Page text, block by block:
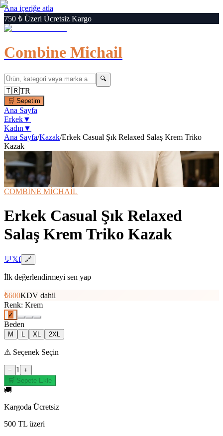
Ana içeriğe atla
750 ₺ Üzeri Ücretsiz Kargo
Combine Michail
🔍
🇹🇷TR
🛒 Sepetim
Ana Sayfa
Erkek▼
Kadın ▼
Ana Sayfa/Kazak/Erkek Casual Şık Relaxed Salaş Krem Triko
Kazak
‹ › 1/6 🔍Büyüt
📦 Kargo Bedava
⚡ Hızlı Teslimat
COMBİNE MİCHAİL
Erkek Casual Şık Relaxed
Salaş Krem Triko Kazak
💬𝕏f 🔗
İlk değerlendirmeyi sen yap
₺600KDV dahil
Renk: Krem
✓
Beden
M XL 2XL
⚠ Seçenek Seçin
− 1
+
🛒 Sepete Ekle
🚚
Kargoda Ücretsiz
500 TL üzeri